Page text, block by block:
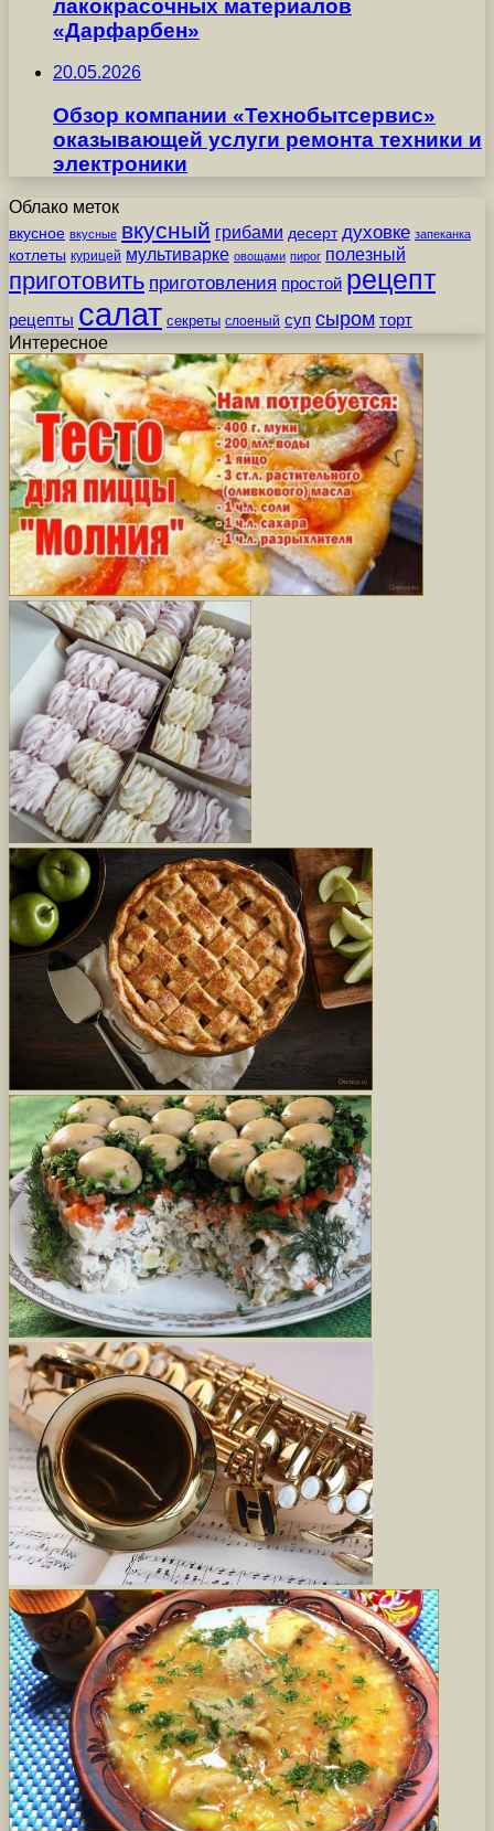
лакокрасочных материалов
«Дарфарбен»
20.05.2026
Обзор компании «Технобытсервис»
оказывающей услуги ремонта техники и
электроники
Облако меток
вкусное вкусные вкусный грибами десерт духовке запеканка
котлеты курицей мультиварке овощами пирог полезный
приготовить приготовления простой рецепт
рецепты салат секреты слоеный суп сыром торт
Интересное